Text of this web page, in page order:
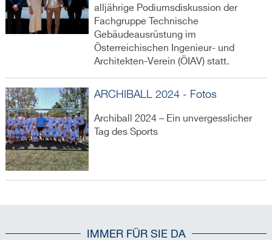
alljährige Podiumsdiskussion der
Fachgruppe Technische
Gebäudeausrüstung im
Österreichischen Ingenieur- und
Architekten-Verein (ÖIAV) statt.
ARCHIBALL 2024 - Fotos
Archiball 2024 – Ein unvergesslicher
Tag des Sports
IMMER FÜR SIE DA